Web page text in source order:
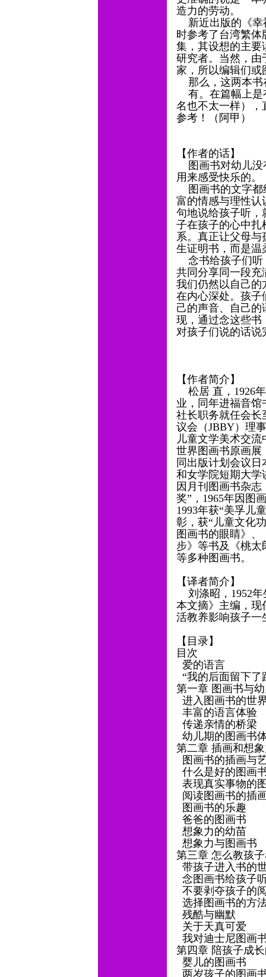
造力的劳动。
新近出版的《幸
时参考了台湾繁
集，其设想的主要
研究者。当然，由
家，所以编辑们
那么，这两本书
有。在篇幅上是
名也不太一样），
参考！（阿甲）
【作者的话】
图画书对幼儿没
用来感受快乐的。
图画书的文字都
富的情感与理性认
句地说给孩子听，
子在孩子的心中扎
系。真正让父母
生证明书，而是
念书给孩子们听
共同分享同一段充
我们仍然以自己的
在内心深处。孩子
己的声音、自己
现，通过念这些书
对孩子们说的话
【作者简介】
松居 直，1926
业，同年进福音馆
社长职务就任会长
议会（JBBY）理
儿童文学美术交流
世界图画书原画展
同出版计划会议
和女学院短期大学
因月刊图画书杂
奖”，1965年因图
1993年获“美孚儿
彰，获“儿童文化
图画书的眼睛》
步》等书及《桃
等多种图画书。
【译者简介】
刘涤昭，1952年
本文摘》主编，现
活教养影响孩子
【目录】
目次
爱的语言
“我的后面留下
第一章 图画书与
进入图画书的世
丰富的语言体验
传递亲情的桥梁
幼儿期的图画书
第二章 插画和想
图画书的插画与
什么是好的图画
表现真实事物的
阅读图画书的插
图画书的乐趣
爸爸的图画书
想象力的幼苗
想象力与图画书
第三章 怎么教孩
带孩子进入书的
念图画书给孩子
不要剥夺孩子的
选择图画书的方
残酷与幽默
关于天真可爱
我对迪士尼图画
第四章 陪孩子成
婴儿的图画书
两岁孩子的图画